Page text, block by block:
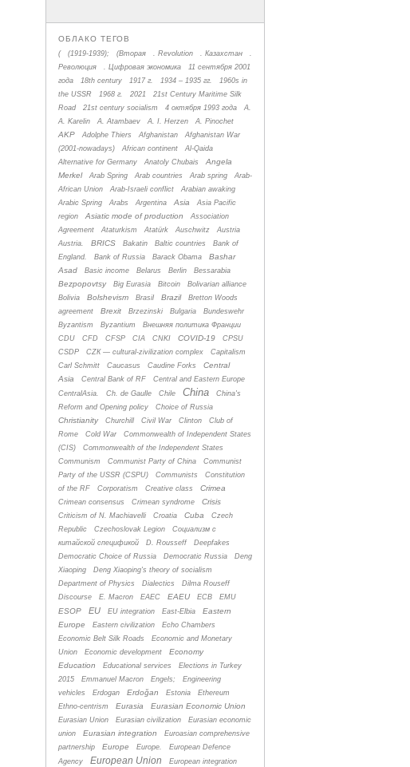
ОБЛАКО ТЕГОВ
( (1919-1939); (Вторая . Revolution . Казахстан
.
Революция
. Цифровая экономика
11 сентября 2001
года
18th century 1917 г. 1934 – 1935 гг.
1960s in
the USSR
1968 г. 2021
21st Century Maritime Silk
Road
21st century socialism 4 октября 1993 года
A.
A. Karelin
A. Atambaev A. I. Herzen A. Pinochet
AKP Adolphe Thiers Afghanistan
Afghanistan War
(2001-nowadays)
African continent
Al-Qaida
Alternative for Germany
Anatoly Chubais
Angela
Merkel
Arab Spring Arab countries Arab spring
Arab-
African Union
Arab-Israeli conflict
Arabian awaking
Arabic Spring
Arabs Argentina Asia
Asia Pacific
region
Asiatic mode of production
Association
Agreement
Ataturkism Atatürk Auschwitz
Austria
Austria.
BRICS Bakatin Baltic countries
Bank of
England.
Bank of Russia Barack Obama
Bashar
Asad
Basic income Belarus Berlin Bessarabia
Bezpopovtsy Big Eurasia Bitcoin
Bolivarian alliance
Bolivia
Bolshevism Brasil Brazil
Bretton Woods
agreement
Brexit Brzezinski Bulgaria
Bundeswehr
Byzantism
Byzantium
Bнешняя политика Франции
CDU
CFD CFSP CIA CNKI COVID-19
CPSU
CSDP
CZК — cultural-zivilization complex
Capitalism
Carl Schmitt
Caucasus Caudine Forks
Central
Asia
Central Bank of RF
Central and Eastern Europe
CentralAsia.
Ch. de Gaulle Chile China
China's
Reform and Opening policy
Choice of Russia
Christianity Churchill Civil War Clinton
Club of
Rome
Cold War
Commonwealth of Independent States
(CIS)
Commonwealth of the Independent States
Communism
Communist Party of China
Communist
Party of the USSR (CSPU)
Communists
Constitution
of the RF
Corporatism Creative class Crimea
Crimean consensus Crimean syndrome Crisis
Criticism of N. Machiavelli Croatia Cuba
Czech
Republic
Czechoslovak Legion
Cоциализм с
китайской спецификой
D. Rousseff
Deepfakes
Democratic Choice of Russia
Democratic Russia
Deng
Xiaoping
Deng Xiaoping's theory of socialism
Department of Physics
Dialectics
Dilma Rouseff
Discourse
E. Macron EAEC EAEU ECB EMU
ESOP EU EU integration East-Elbia
Eastern
Europe
Eastern civilization
Echo Chambers
Economic Belt Silk Roads
Economic and Monetary
Union
Economic development
Economy
Education
Educational services
Elections in Turkey
2015
Emmanuel Macron Engels;
Engineering
vehicles
Erdogan Erdoğan Estonia
Ethereum
Ethno-centrism
Eurasia Eurasian Economic Union
Eurasian Union Eurasian civilization
Eurasian economic
union
Eurasian integration
Euroasian comprehensive
partnership
Europe Europe.
European Defence
Agency
European Union
European integration